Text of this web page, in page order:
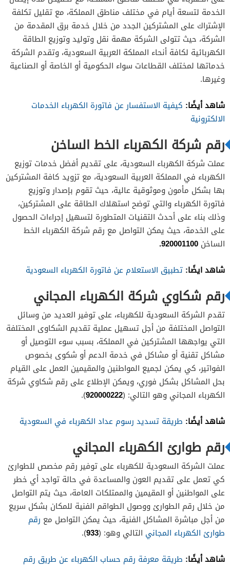
الخدمة لتسعة أيام في مختلف مناطق المملكة، مع تقليل تكلفة
الإشتراك على المشتركين الجدد من خلال خدمة برق المقدمة من
الشركة، حيث تتولى الشركة مهمة نقل وتوليد وتوزيع الطاقة
الكهربائية لكافة أنحاء المملكة العربية السعودية، وتقدم الشركة
خدماتها لمختلف القطاعات سواء الحكومية أو الخاصة أو الصناعية
وغيرها.
شاهد أيضًا: كيفية الاستفسار عن فاتورة الكهرباء الخدمات
الالكترونية
رقم شركة الكهرباء الخط الساخن
عملت شركة الكهرباء السعودية، على تقديم أفضل خدمات توزيع
الكهرباء في المملكة العربية السعودية، مع تزويد كافة المشتركين
بها بشكل مأمون وموثوقية عالية، حيث تقوم بإصدار وتوزيع
فاتورة الكهرباء والتي توضح استهلاك الطاقة على المشتركين،
وذلك بناء على أحدث التقنيات المتطورة لتسهيل إجراءات الحصول
على الخدمة، حيث يمكن التواصل مع رقم شركة الكهرباء الخط
الساخن 920001100.
شاهد ايضًا: تطبيق الاستعلام عن فاتورة الكهرباء السعودية
رقم شكاوي شركة الكهرباء المجاني
تقدم الشركة السعودية للكهرباء، على توفير العديد من وسائل
التواصل المختلفة من أجل تسهيل عملية تقديم الشكاوى المختلفة
التي يواجهها المشتركين في المملكة، بسبب سوء التوصيل أو
مشاكل تقنية أو مشاكل في خدمة الدعم أو شكوى بخصوص
الفواتير، كي يمكن لجميع المواطنين والمقيمين العمل على القيام
بحل المشاكل بشكل فوري، ويمكن الإطلاع على رقم شكاوي شركة
الكهرباء المجاني وهو التالي: (920000222
).
شاهد أيضًا: طريقة تسديد رسوم عداد الكهرباء في السعودية
رقم طوارئ الكهرباء المجاني
عملت الشركة السعودية للكهرباء على توفير رقم مخصص للطوارئ
كي تعمل على تقديم العون والمساعدة في حالة تواجد أي خطر
على المواطنين أو المقيمين والممتلكات العامة، حيث يتم التواصل
من خلال رقم الطوارئ ووصول الطواقم الفنية للمكان بشكل سريع
من أجل مباشرة المشاكل الفنية، حيث يمكن التواصل مع رقم
طوارئ الكهرباء المجاني التالي وهو: (933
).
شاهد أيضًا: طريقة معرفة رقم حساب الكهرباء عن طريق رقم